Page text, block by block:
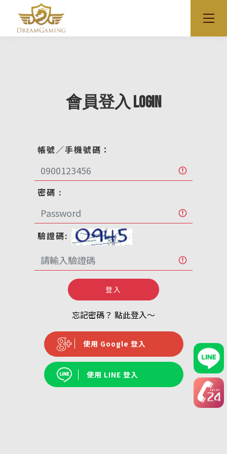
會員登入 LOGIN
帳號／手機號碼：
密碼 :
驗證碼:
登入
忘記密碼？ 點此登入～
使用 Google 登入
使用 LINE 登入